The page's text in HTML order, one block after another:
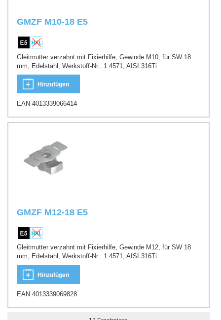
GMZF M10-18 E5
Gleitmutter verzahnt mit Fixierhilfe, Gewinde M10, für SW 18
mm, Edelstahl, Werkstoff-Nr.: 1.4571, AISI 316Ti
Hinzufügen
EAN 4013339066414
GMZF M12-18 E5
Gleitmutter verzahnt mit Fixierhilfe, Gewinde M12, für SW 18
mm, Edelstahl, Werkstoff-Nr.: 1.4571, AISI 316Ti
Hinzufügen
EAN 4013339069828